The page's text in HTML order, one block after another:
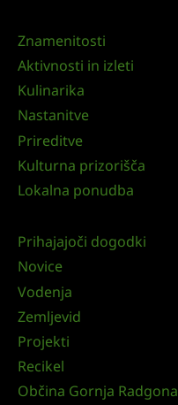
Znamenitosti
Aktivnosti in izleti
Kulinarika
Nastanitve
Prireditve
Kulturna prizorišča
Lokalna ponudba
Prihajajoči dogodki
Novice
Vodenja
Zemljevid
Projekti
Recikel
Občina Gornja Radgona